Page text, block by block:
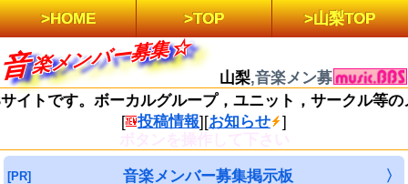
HOME TOP 山梨TOP
集
山梨,音楽メン募
トです。ボーカルグループ，ユニット，サークル等の
[
投稿情報][お知らせ
]
音楽メンバー募集掲示板